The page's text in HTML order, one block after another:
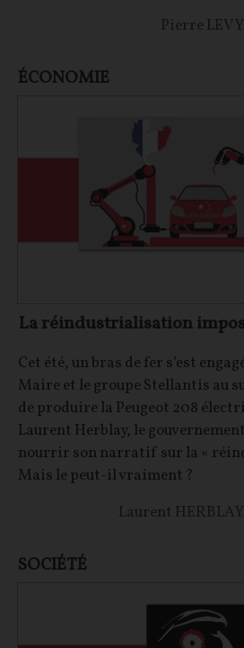
Pierre LEVY
ÉCONOMIE
La réindustrialisation
Cet été, un bras de fer s’est
Maire et le groupe Stellantis au
de produire la Peugeot 208
Laurent Herblay, le
nourrir son narratif sur la «
Mais le peut-il vraiment ?
Laurent HERBLAY
SOCIÉTÉ